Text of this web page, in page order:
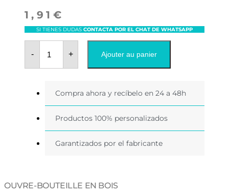
1,91 €
SI TIENES DUDAS CONTACTA POR EL CHAT DE WHATSAPP
-
quantité
OUVRE-
BOUTEILLE
+ Ajouter au panier
Compra ahora y recíbelo en 24 a 48h
Productos 100% personalizados
Garantizados por el fabricante
OUVRE-BOUTEILLE EN BOIS